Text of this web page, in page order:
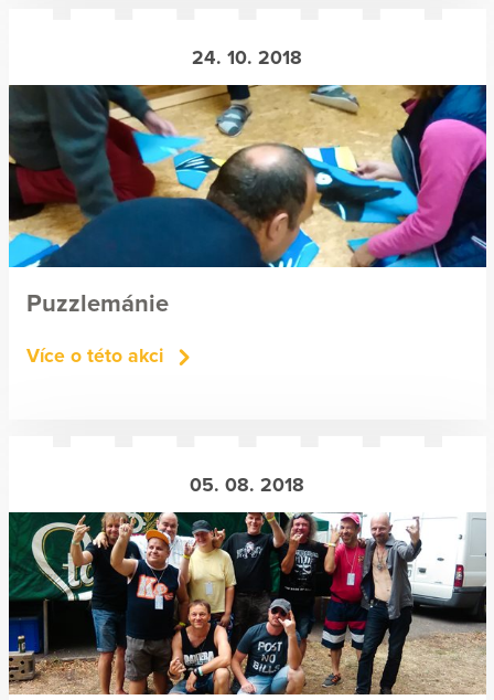
24. 10. 2018
Puzzlemánie
Více o této akci
05. 08. 2018